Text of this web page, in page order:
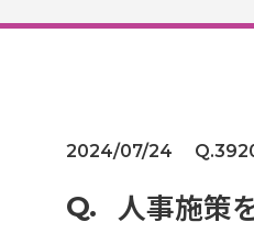
2024/07/24
人事施策